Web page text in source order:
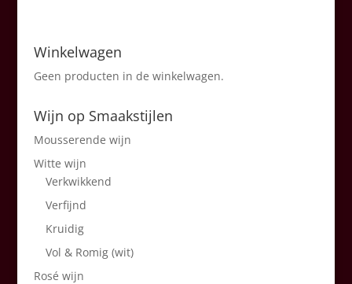
Winkelwagen
Geen producten in de winkelwagen.
Wijn op Smaakstijlen
Mousserende wijn
Witte wijn
Verkwikkend
Verfijnd
Kruidig
Vol & Romig (wit)
Rosé wijn